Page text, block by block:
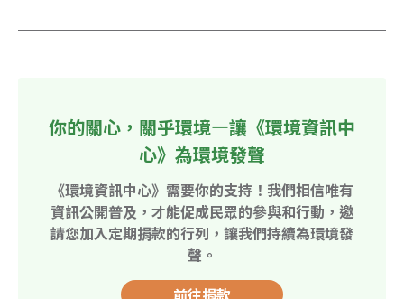
你的關心，關乎環境—讓《環境資訊中
心》為環境發聲
《環境資訊中心》需要你的支持！我們相信唯有
資訊公開普及，才能促成民眾的參與和行動，邀
請您加入定期捐款的行列，讓我們持續為環境發
聲。
前往捐款